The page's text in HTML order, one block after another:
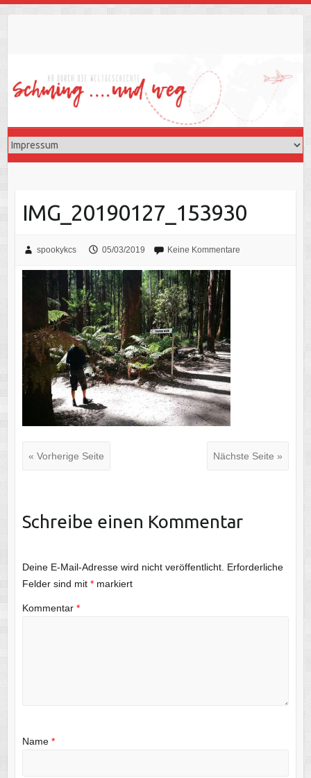
IMG_20190127_153930
spookykcs 05/03/2019 Keine Kommentare
« Vorherige Seite Nächste Seite »
Schreibe einen Kommentar
Deine E-Mail-Adresse wird nicht veröffentlicht. Erforderliche
Felder sind mit *markiert
Kommentar *
Name *